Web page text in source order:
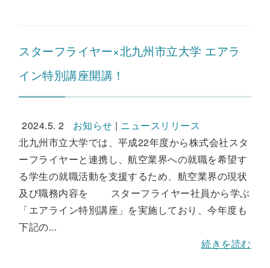
スターフライヤー×北九州市立大学 エアラ
イン特別講座開講！
2024.5. 2 お知らせ | ニュースリリース
北九州市立大学では、平成22年度から株式会社スタ
ーフライヤーと連携し、航空業界への就職を希望す
る学生の就職活動を支援するため、航空業界の現状
及び職務内容を スターフライヤー社員から学ぶ
「エアライン特別講座」を実施しており、今年度も
下記の...
続きを読む